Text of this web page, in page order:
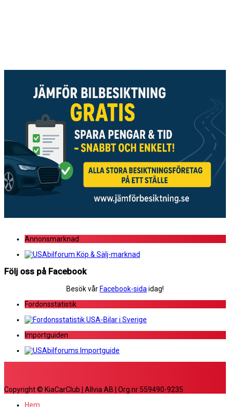
Annonsmarknad
Följ oss på Facebook
Besök vår Facebook-sidaidag!
Fordonsstatistik
Importguiden
Copyright © KiaCarClub | Allvia AB | Org.nr 559490-9235
Hem